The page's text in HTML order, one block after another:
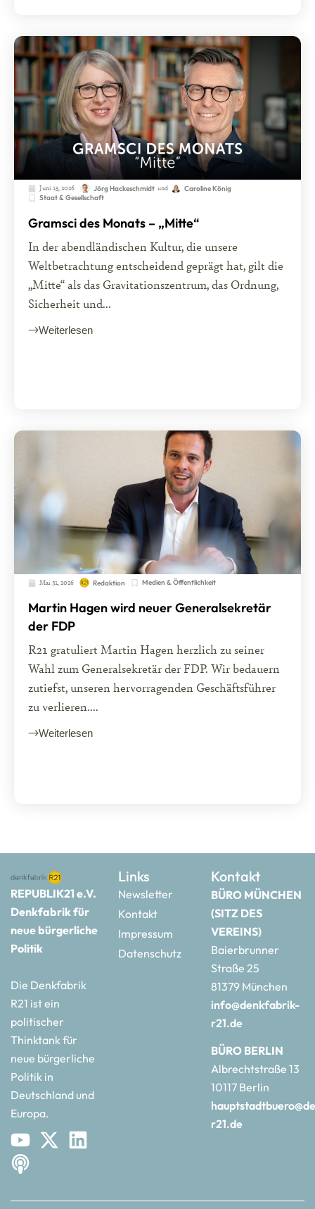
Juni 15, 2026 Jörg Hackeschmidt und
Caroline König
Staat & Gesellschaft
Gramsci des Monats – „Mitte“
In der abendländischen Kultur, die unsere
Weltbetrachtung entscheidend geprägt hat, gilt die
„Mitte“ als das Gravitationszentrum, das Ordnung,
Sicherheit und...
Weiterlesen
Mai 31, 2026 Redaktion Medien & Öffentlichkeit
Martin Hagen wird neuer Generalsekretär
der FDP
R21 gratuliert Martin Hagen herzlich zu seiner
Wahl zum Generalsekretär der FDP. Wir bedauern
zutiefst, unseren hervorragenden Geschäftsführer
zu verlieren....
Weiterlesen
REPUBLIK21 e.V.
Denkfabrik für
neue bürgerliche
Politik
Die Denkfabrik
R21 ist ein
politischer
Thinktank für
neue bürgerliche
Politik in
Deutschland und
Europa.
Links
Newsletter
Kontakt
Impressum
Datenschutz
Kontakt
BÜRO MÜNCHEN
(SITZ DES
VEREINS)
Baierbrunner
Straße 25
81379 München
info@denkfabrik-
r21.de
BÜRO BERLIN
Albrechtstraße 13
10117 Berlin
r21.de